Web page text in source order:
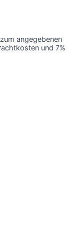
angegebenen
und 7%